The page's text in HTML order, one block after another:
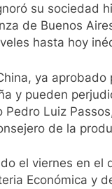
su sociedad
de Buenos
hasta hoy
ya
y pueden
Pedro Luiz
de la
el viernes en el
Económica y